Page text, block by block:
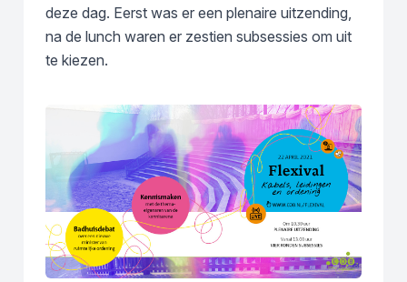
deze dag. Eerst was er een plenaire uitzending,
na de lunch waren er zestien subsessies om uit
te kiezen.